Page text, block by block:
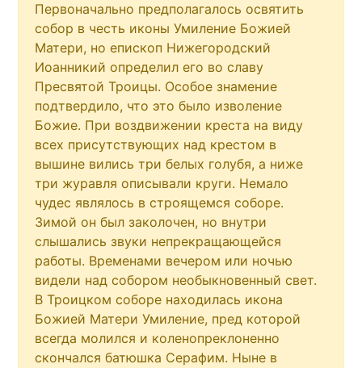
Первоначально предполагалось освятить
собор в честь иконы Умиление Божией
Матери, но епископ Нижегородский
Иоанникий определил его во славу
Пресвятой Троицы. Особое знамение
подтвердило, что это было изволение
Божие. При воздвижении креста на виду
всех присутствующих над крестом в
вышине вились три белых голубя, а ниже
три журавля описывали круги. Немало
чудес являлось в строящемся соборе.
Зимой он был заколочен, но внутри
слышались звуки непрекращающейся
работы. Временами вечером или ночью
видели над собором необыкновенный свет.
В Троицком соборе находилась икона
Божией Матери Умиление, пред которой
всегда молился и коленопреклоненно
скончался батюшка Серафим. Ныне в